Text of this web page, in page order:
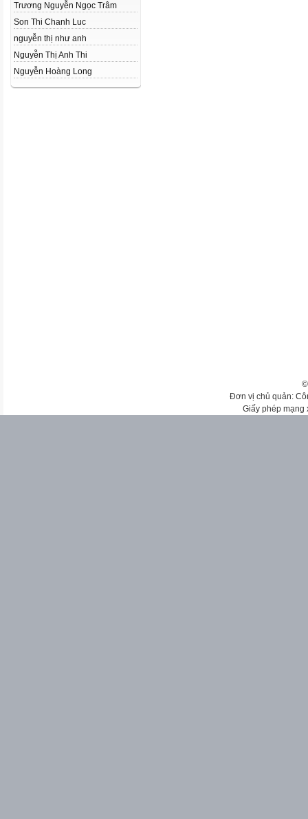
Trương Nguyễn Ngọc Trâm
Son Thi Chanh Luc
nguyễn thị như anh
Nguyễn Thị Anh Thi
Nguyễn Hoàng Long
Đơn vị chủ quản:
Giấy phép mạng